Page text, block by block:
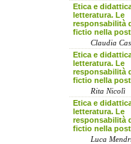
Etica e
letteratura. Le
responsabilità
fictio nella
Claudia
Etica e
letteratura. Le
responsabilità
fictio nella
Rita Nicolì
Etica e
letteratura. Le
responsabilità
fictio nella
Luca